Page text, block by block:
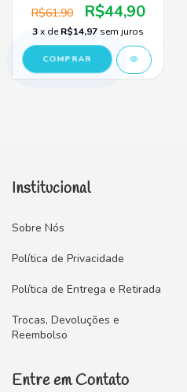
R$61,90
R$44,90
3x deR$14,97 sem juros
Institucional
Sobre Nós
Política de Privacidade
Política de Entrega e Retirada
Trocas, Devoluções e
Reembolso
Entre em Contato